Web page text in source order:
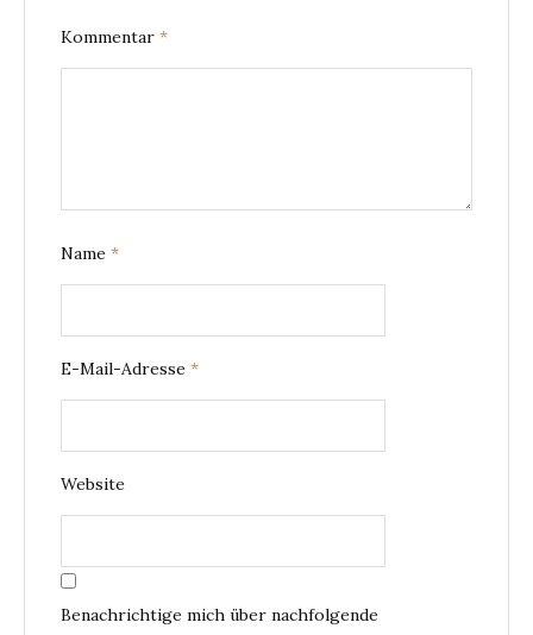
Kommentar *
Name *
E-Mail-Adresse *
Website
Benachrichtige mich über nachfolgende